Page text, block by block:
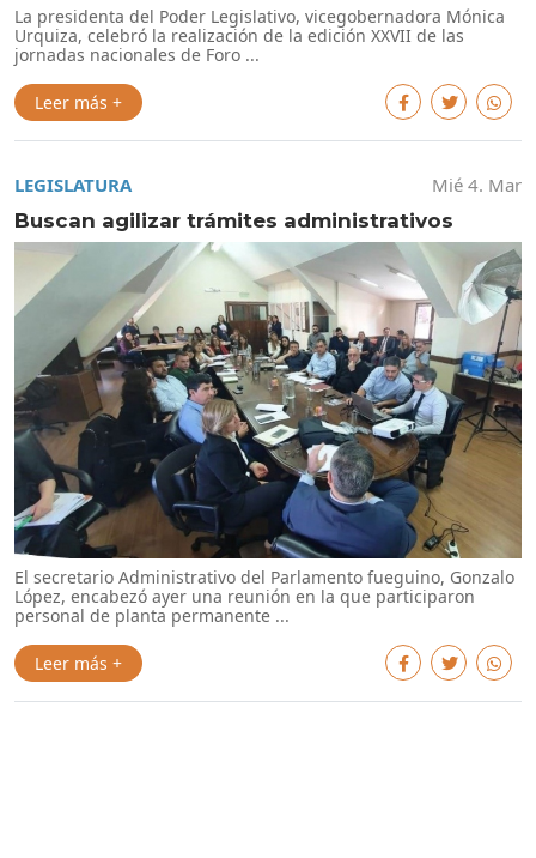
La presidenta del Poder Legislativo, vicegobernadora Mónica
Urquiza, celebró la realización de la edición XXVII de las
jornadas nacionales de Foro ...
Leer más +
LEGISLATURA
Mié 4. Mar
Buscan agilizar trámites administrativos
El secretario Administrativo del Parlamento fueguino, Gonzalo
López, encabezó ayer una reunión en la que participaron
personal de planta permanente ...
Leer más +